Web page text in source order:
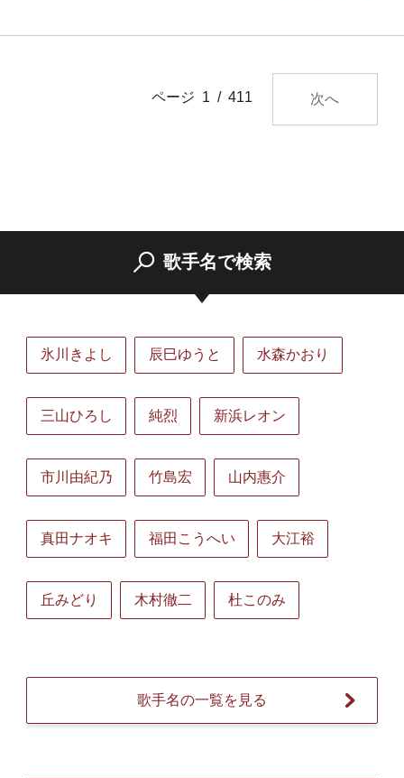
ページ 1 / 411 次へ
歌手名で検索
氷川きよし 辰巳ゆうと 水森かおり
三山ひろし 純烈 新浜レオン
市川由紀乃 竹島宏 山内惠介
真田ナオキ 福田こうへい 大江裕
丘みどり 木村徹二 杜このみ
歌手名の一覧を見る